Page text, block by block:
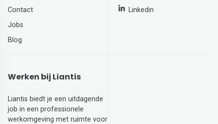
Contact
Jobs
Blog
Linkedin
Werken bij Liantis
Liantis biedt je een uitdagende
job in een professionele
werkomgeving met ruimte voor